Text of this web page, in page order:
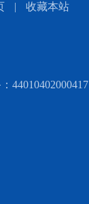
| 收藏本站
44010402000417